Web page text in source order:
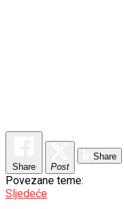
Share Post
Share
Povezane teme:
Sljedeće